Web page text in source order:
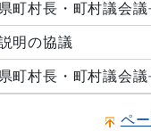
町村長・町村議会議
明の協議
町村長・町村議会
ペ